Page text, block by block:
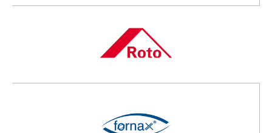
теплоотражающего покрытия на